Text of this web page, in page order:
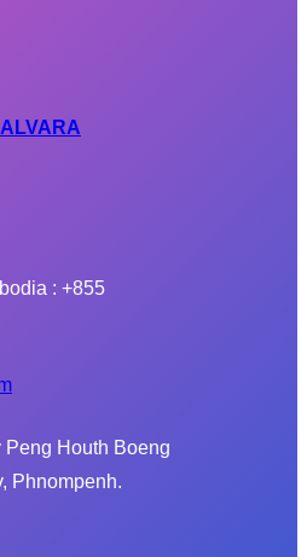
: +855
Peng Houth Boeng
Phnompenh.